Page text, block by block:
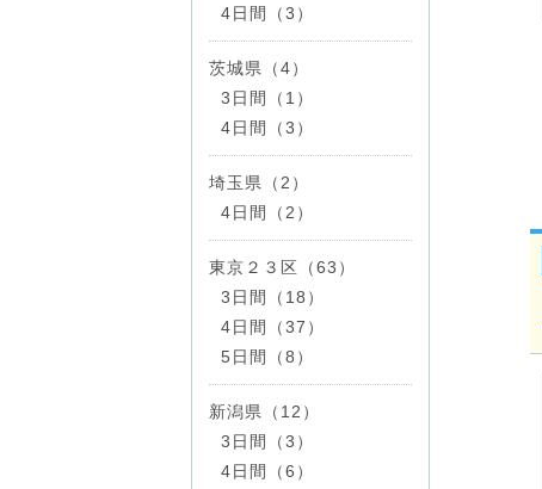
4日間（3）
茨城県（4）
3日間（1）
4日間（3）
埼玉県（2）
4日間（2）
東京２３区（63）
3日間（18）
4日間（37）
5日間（8）
新潟県（12）
3日間（3）
4日間（6）